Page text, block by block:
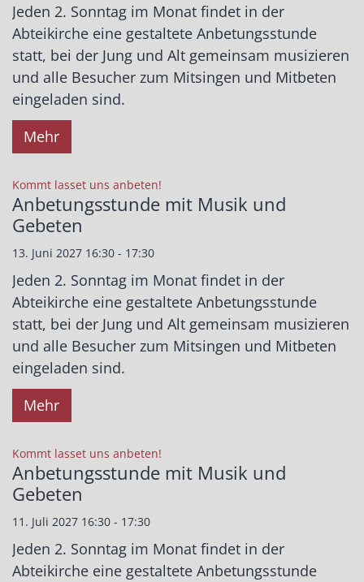
Jeden 2. Sonntag im Monat findet in der
Abteikirche eine gestaltete Anbetungsstunde
statt, bei der Jung und Alt gemeinsam musizieren
und alle Besucher zum Mitsingen und Mitbeten
eingeladen sind.
Mehr
Kommt lasset uns anbeten!
Anbetungsstunde mit Musik und
Gebeten
13. Juni 2027 16:30 - 17:30
Jeden 2. Sonntag im Monat findet in der
Abteikirche eine gestaltete Anbetungsstunde
statt, bei der Jung und Alt gemeinsam musizieren
und alle Besucher zum Mitsingen und Mitbeten
eingeladen sind.
Mehr
Kommt lasset uns anbeten!
Anbetungsstunde mit Musik und
Gebeten
11. Juli 2027 16:30 - 17:30
Jeden 2. Sonntag im Monat findet in der
Abteikirche eine gestaltete Anbetungsstunde